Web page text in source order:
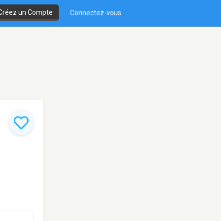
un Compte Connectez-vous